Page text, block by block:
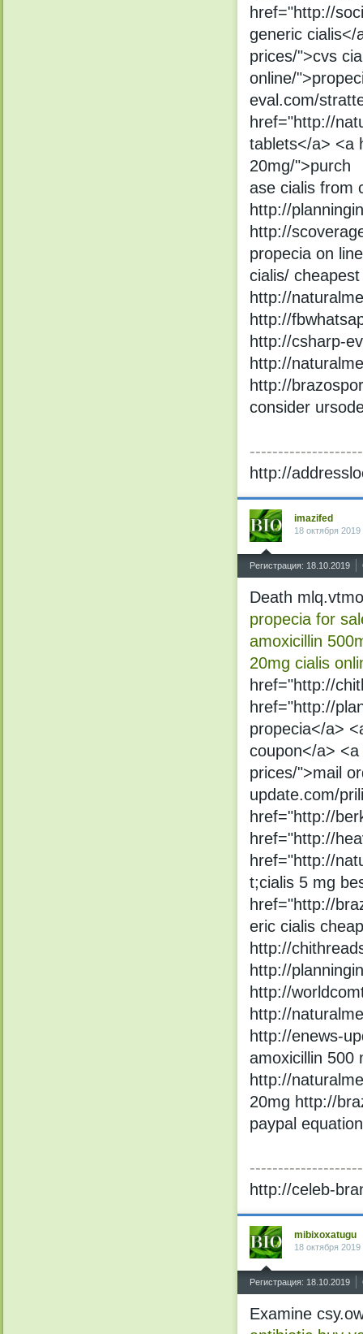
href="http://
generic cialis</
prices/">cvs
online/
eval.com/
href="http://
tablets</a> <a
20mg/">purch
ase cialis from
http://
http://
propecia on
cialis/
http://
http://
http://csharp-
http://
http://
consider
--------------------
http://
imazifed
18 октября 2019
Регистрация: 18.10.2019
Death
propecia for
amoxicillin
20mg cialis
href="http://
href="http://
propecia</a>
coupon</a>
prices/">mail
update.com/
href="http://
href="http://
href="http://
t;cialis 5 mg
href="http://
eric cialis
http://
http://
http://
http://
http://enews-
amoxicillin 500
http://
20mg http://
paypal
--------------------
http://celeb-
mibixoxatugu
18 октября 2019
Регистрация: 18.10.2019
Examine